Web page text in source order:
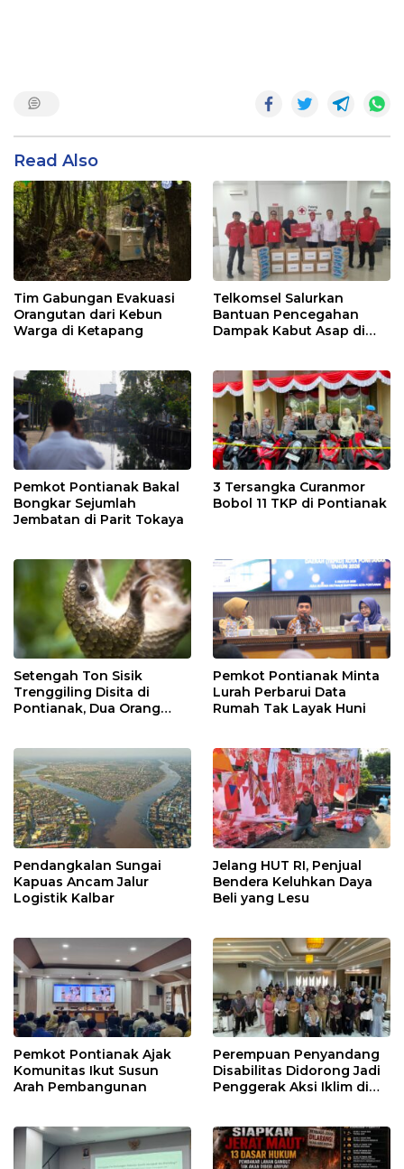
Read Also
Tim Gabungan Evakuasi
Orangutan dari Kebun
Warga di Ketapang
Telkomsel Salurkan
Bantuan Pencegahan
Dampak Kabut Asap di
Pemkot Pontianak Bakal
Bongkar Sejumlah
Jembatan di Parit Tokaya
3 Tersangka Curanmor
Bobol 11 TKP di Pontianak
Setengah Ton Sisik
Trenggiling Disita di
Pontianak, Dua Orang
Pemkot Pontianak Minta
Lurah Perbarui Data
Rumah Tak Layak Huni
Pendangkalan Sungai
Kapuas Ancam Jalur
Logistik Kalbar
Jelang HUT RI, Penjual
Bendera Keluhkan Daya
Beli yang Lesu
Pemkot Pontianak Ajak
Komunitas Ikut Susun
Arah Pembangunan
Perempuan Penyandang
Disabilitas Didorong Jadi
Penggerak Aksi Iklim di